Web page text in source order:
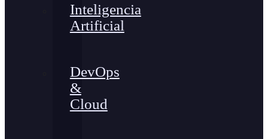
Inteligencia
Artificial
DevOps
&
Cloud